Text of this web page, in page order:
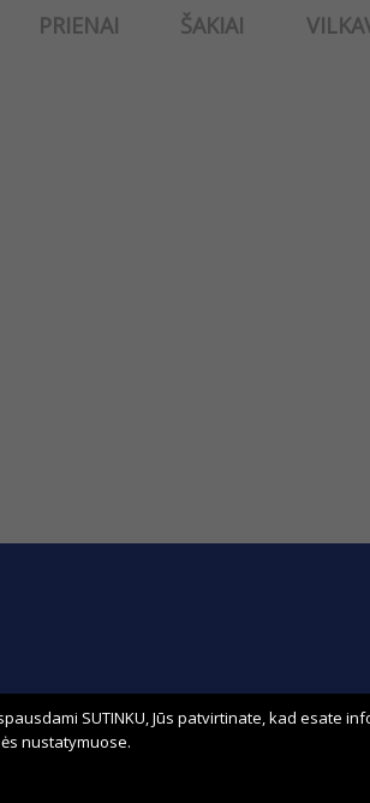
PRIENAI ŠAKIAI
SUTINKU, Jūs patvirtinate, kad esate
nustatymuose.